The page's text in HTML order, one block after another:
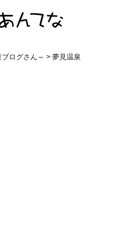
ログさん～ > 夢見温泉